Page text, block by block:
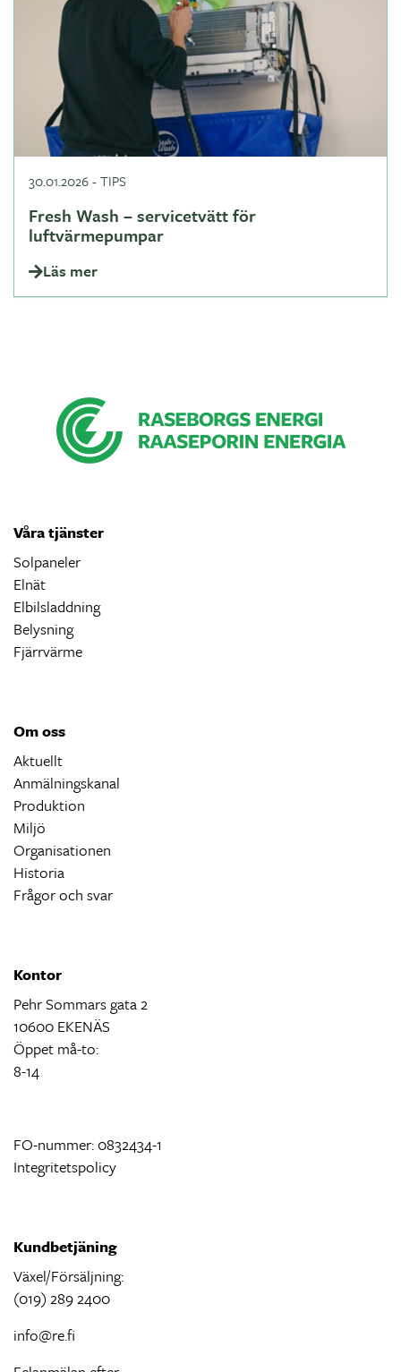
30.01.2026-TIPS
Fresh Wash – servicetvätt för
luftvärmepumpar
Läs mer
Våra tjänster
Solpaneler
Elnät
Elbilsladdning
Belysning
Fjärrvärme
Om oss
Aktuellt
Anmälningskanal
Produktion
Miljö
Organisationen
Historia
Frågor och svar
Kontor
Pehr Sommars gata 2
10600 EKENÄS
Öppet må-to:
8-14
FO-nummer: 0832434-1
Integritetspolicy
Kundbetjäning
Växel/Försäljning:
(019) 289 2400
info@re.fi